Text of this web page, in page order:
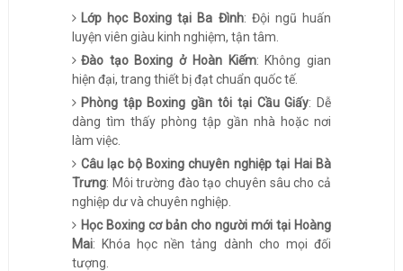
Lớp học Boxing tại Ba Đình: Đội ngũ huấn
luyện viên giàu kinh nghiệm, tận tâm.
Đào tạo Boxing ở Hoàn Kiếm: Không gian
hiện đại, trang thiết bị đạt chuẩn quốc tế.
Phòng tập Boxing gần tôi tại Cầu Giấy: Dễ
dàng tìm thấy phòng tập gần nhà hoặc nơi
làm việc.
Câu lạc bộ Boxing chuyên nghiệp tại Hai Bà
Trưng: Môi trường đào tạo chuyên sâu cho cả
nghiệp dư và chuyên nghiệp.
Học Boxing cơ bản cho người mới tại Hoàng
Mai: Khóa học nền tảng dành cho mọi đối
tượng.